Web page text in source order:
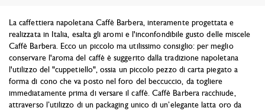
La caffettiera napoletana Caffè Barbera, interamente progettata e
realizzata in Italia, esalta gli aromi e l'inconfondibile gusto delle miscele
Caffè Barbera. Ecco un piccolo ma utilissimo consiglio: per meglio
conservare l'aroma del caffè è suggerito dalla tradizione napoletana
l'utilizzo del "cuppetiello", ossia un piccolo pezzo di carta piegato a
forma di cono che va posto nel foro del beccuccio, da togliere
immediatamente prima di versare il caffè. Caffè Barbera racchiude,
attraverso l’utilizzo di un packaging unico di un’elegante latta oro da